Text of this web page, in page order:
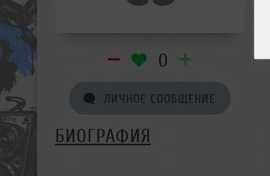
0
ЛИЧНОЕ СООБЩЕНИЕ
БИОГРАФИЯ